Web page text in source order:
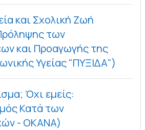
και Σχολική Ζωή
των
και Προαγωγής της
Υγείας "ΠΥΞΙΔΑ")
Όχι εμείς:
Κατά των
- ΟΚΑΝΑ)